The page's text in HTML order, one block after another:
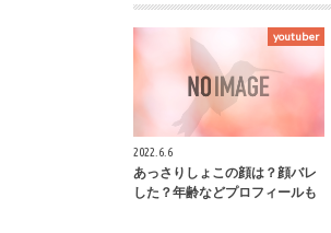
youtuber
2022.6.6
あっさりしょこの顔は？顔バレ
した？年齢などプロフィールも